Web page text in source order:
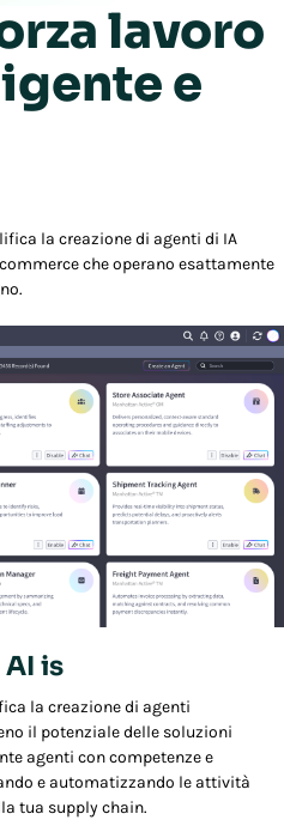
lavoro
e
la creazione di agenti di IA
che operano esattamente
is
la creazione di agenti
il potenziale delle soluzioni
agenti con competenze e
e automatizzando le attività
tua supply chain.